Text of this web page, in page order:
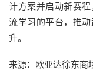
计方案并启动新赛
流学习的平台，推
升。
来源：欧亚达徐东商